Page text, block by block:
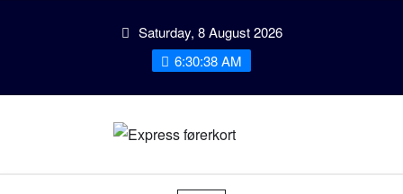
Saturday, 8 August 2026
6:30:38 AM